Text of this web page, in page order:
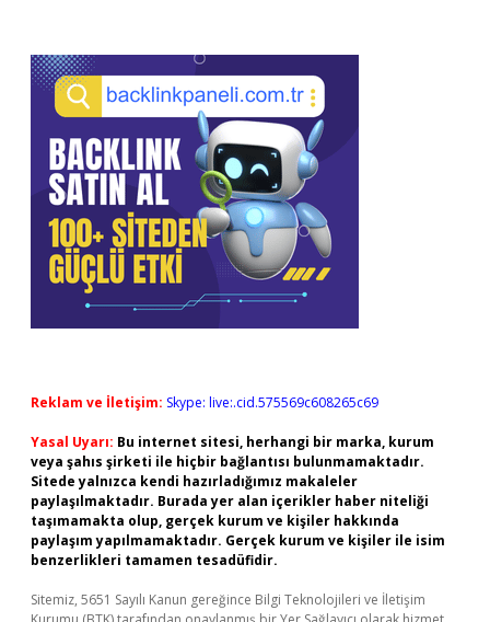
Reklam ve İletişim: Skype: live:.cid.575569c608265c69
Yasal Uyarı: Bu internet sitesi, herhangi bir marka, kurum
veya şahıs şirketi ile hiçbir bağlantısı bulunmamaktadır.
Sitede yalnızca kendi hazırladığımız makaleler
paylaşılmaktadır. Burada yer alan içerikler haber niteliği
taşımamakta olup, gerçek kurum ve kişiler hakkında
paylaşım yapılmamaktadır. Gerçek kurum ve kişiler ile isim
benzerlikleri tamamen tesadüfidir.
Sitemiz, 5651 Sayılı Kanun gereğince Bilgi Teknolojileri ve İletişim